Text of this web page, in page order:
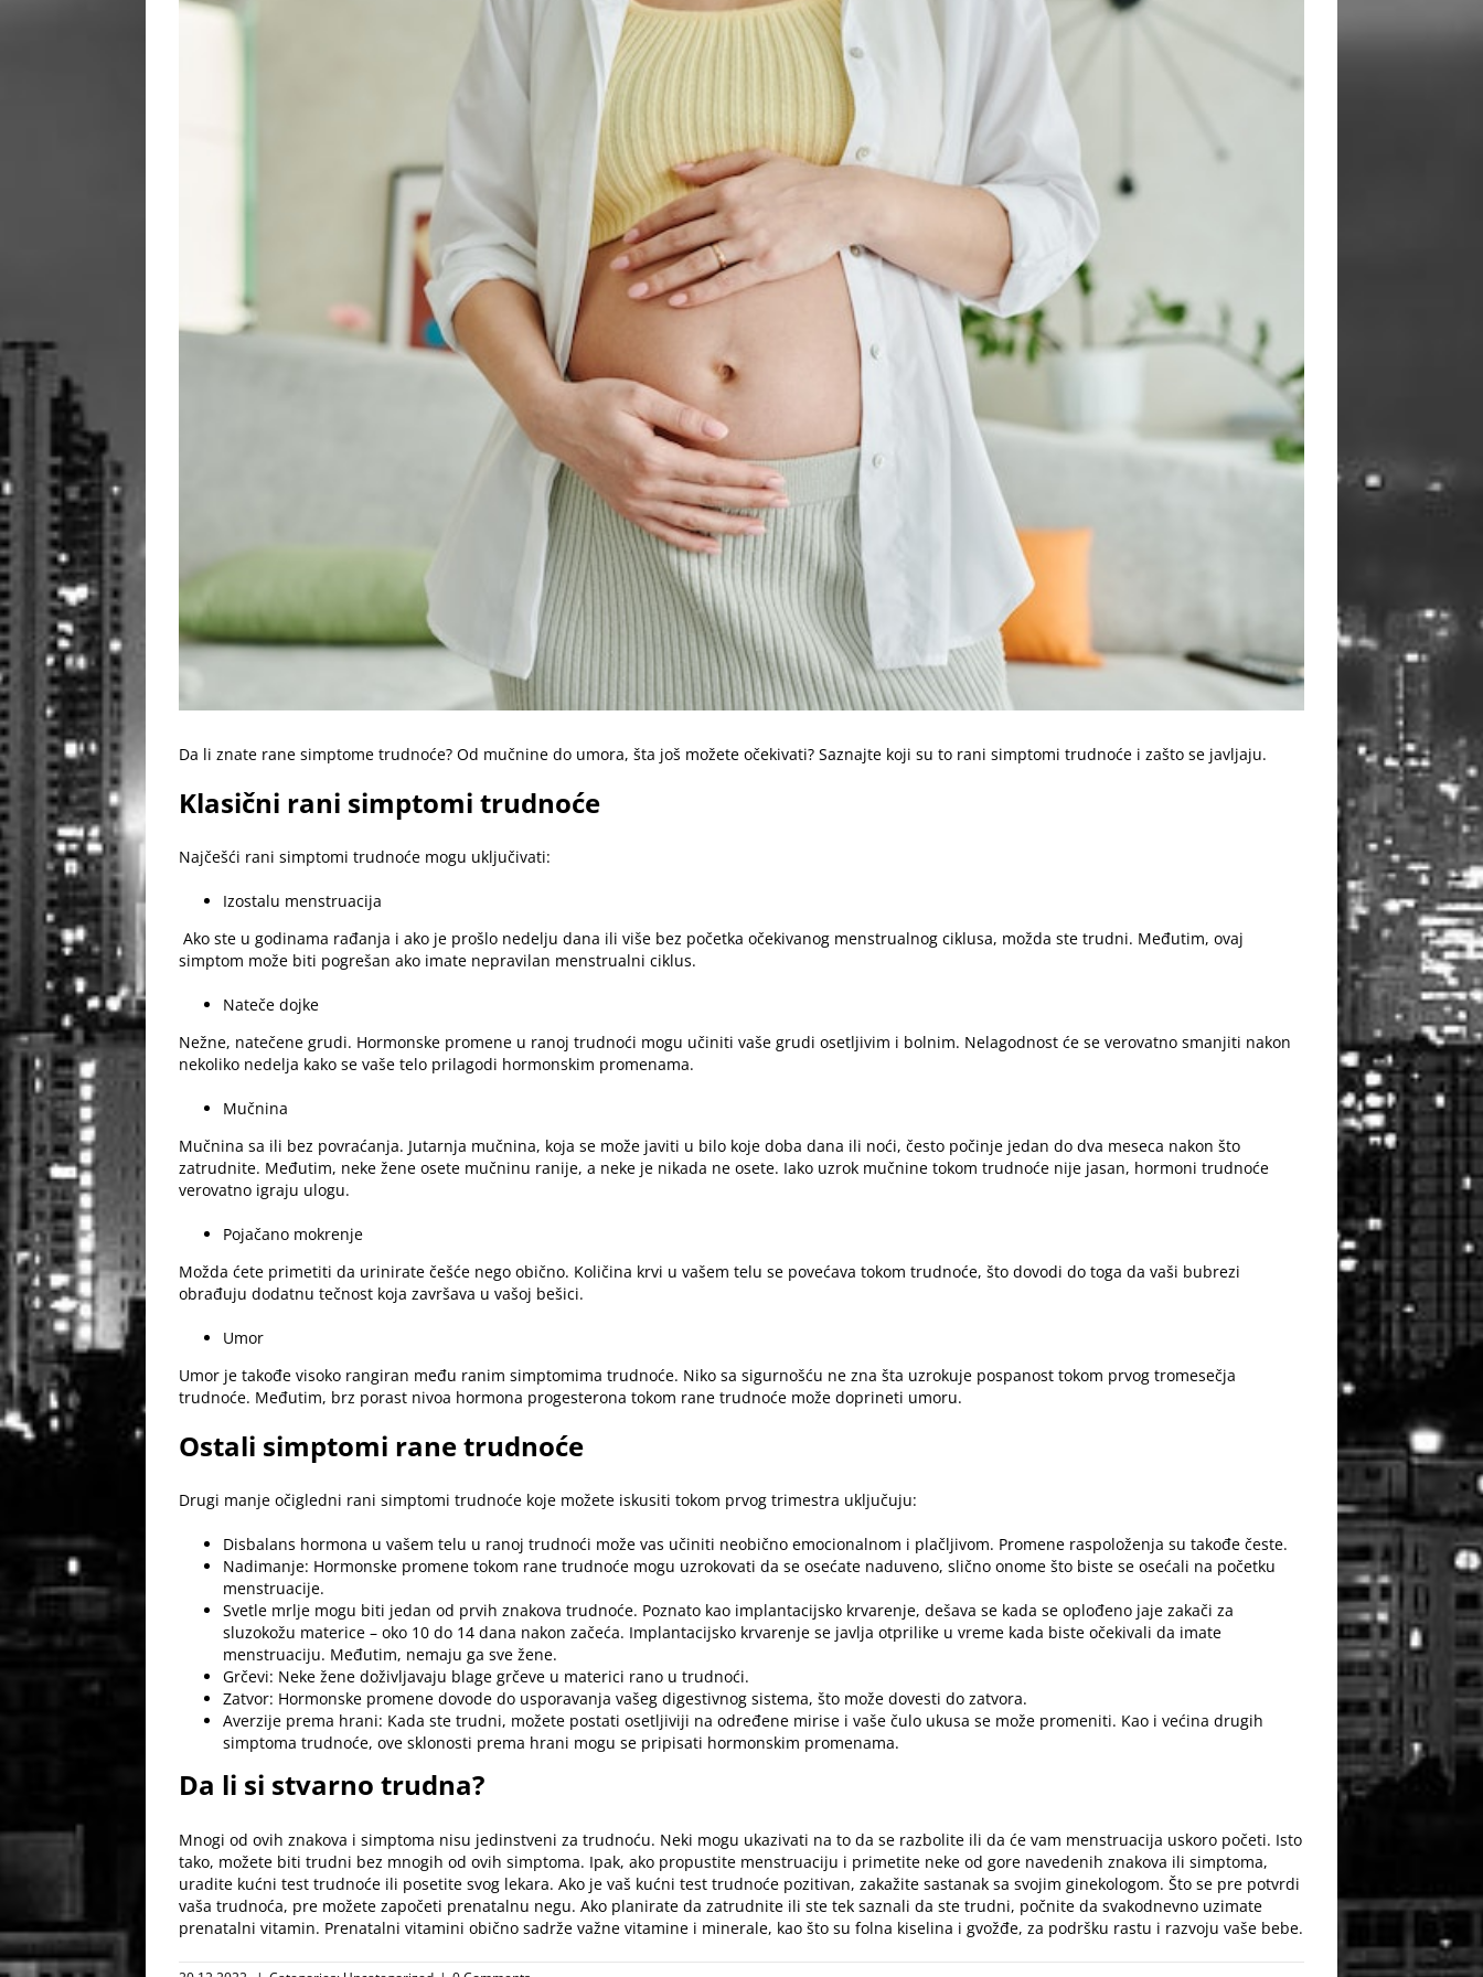
Image
Da li znate rane simptome trudnoće? Od mučnine do umora, šta još možete očekivati? Saznajte koji su to rani simptomi trudnoće i zašto se javljaju.
Klasični rani simptomi trudnoće
Najčešći rani simptomi trudnoće mogu uključivati:
Izostalu menstruacija
Ako ste u godinama rađanja i ako je prošlo nedelju dana ili više bez početka očekivanog menstrualnog ciklusa, možda ste trudni. Međutim, ovaj
simptom može biti pogrešan ako imate nepravilan menstrualni ciklus.
Nateče dojke
Nežne, natečene grudi. Hormonske promene u ranoj trudnoći mogu učiniti vaše grudi osetljivim i bolnim. Nelagodnost će se verovatno smanjiti nakon
nekoliko nedelja kako se vaše telo prilagodi hormonskim promenama.
Mučnina
Mučnina sa ili bez povraćanja. Jutarnja mučnina, koja se može javiti u bilo koje doba dana ili noći, često počinje jedan do dva meseca nakon što
zatrudnite. Međutim, neke žene osete mučninu ranije, a neke je nikada ne osete. Iako uzrok mučnine tokom trudnoće nije jasan, hormoni trudnoće
verovatno igraju ulogu.
Pojačano mokrenje
Možda ćete primetiti da urinirate češće nego obično. Količina krvi u vašem telu se povećava tokom trudnoće, što dovodi do toga da vaši bubrezi
obrađuju dodatnu tečnost koja završava u vašoj bešici.
Umor
Umor je takođe visoko rangiran među ranim simptomima trudnoće. Niko sa sigurnošću ne zna šta uzrokuje pospanost tokom prvog tromesečja
trudnoće. Međutim, brz porast nivoa hormona progesterona tokom rane trudnoće može doprineti umoru.
Ostali simptomi rane trudnoće
Drugi manje očigledni rani simptomi trudnoće koje možete iskusiti tokom prvog trimestra uključuju:
Disbalans hormona u vašem telu u ranoj trudnoći može vas učiniti neobično emocionalnom i plačljivom. Promene raspoloženja su takođe česte.
Nadimanje: Hormonske promene tokom rane trudnoće mogu uzrokovati da se osećate naduveno, slično onome što biste se osećali na početku
menstruacije.
Svetle mrlje mogu biti jedan od prvih znakova trudnoće. Poznato kao implantacijsko krvarenje, dešava se kada se oplođeno jaje zakači za
sluzokožu materice – oko 10 do 14 dana nakon začeća. Implantacijsko krvarenje se javlja otprilike u vreme kada biste očekivali da imate
menstruaciju. Međutim, nemaju ga sve žene.
Grčevi: Neke žene doživljavaju blage grčeve u materici rano u trudnoći.
Zatvor: Hormonske promene dovode do usporavanja vašeg digestivnog sistema, što može dovesti do zatvora.
Averzije prema hrani: Kada ste trudni, možete postati osetljiviji na određene mirise i vaše čulo ukusa se može promeniti. Kao i većina drugih
simptoma trudnoće, ove sklonosti prema hrani mogu se pripisati hormonskim promenama.
Da li si stvarno trudna?
Mnogi od ovih znakova i simptoma nisu jedinstveni za trudnoću. Neki mogu ukazivati na to da se razbolite ili da će vam menstruacija uskoro početi. Isto
tako, možete biti trudni bez mnogih od ovih simptoma. Ipak, ako propustite menstruaciju i primetite neke od gore navedenih znakova ili simptoma,
uradite kućni test trudnoće ili posetite svog lekara. Ako je vaš kućni test trudnoće pozitivan, zakažite sastanak sa svojim ginekologom. Što se pre potvrdi
vaša trudnoća, pre možete započeti prenatalnu negu. Ako planirate da zatrudnite ili ste tek saznali da ste trudni, počnite da svakodnevno uzimate
prenatalni vitamin. Prenatalni vitamini obično sadrže važne vitamine i minerale, kao što su folna kiselina i gvožđe, za podršku rastu i razvoju vaše bebe.